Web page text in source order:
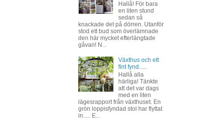
Hallå! För bara
en liten stund
sedan så
knackade det på dörren. Utanför
stod ett bud som överlämnade
den här mycket efterlängtade
gåvan! N...
Växthus och ett
fint fynd.....
Hallå alla
härliga! Tänkte
att det var dags
med en liten
lägesrapport från växthuset. En
grön loppisfyndad stol har flyttat
in..... E...